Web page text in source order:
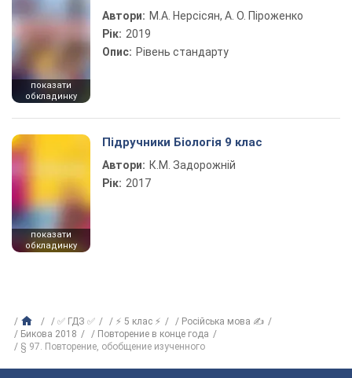
показати
обкладинку
Автори: М.А. Нерсісян, А. О. Піроженко
Рік: 2019
Опис: Рівень стандарту
показати
обкладинку
Підручники Біологія 9 клас
Автори: К.М. Задорожній
Рік: 2017
✅ ГДЗ ✅ ⚡ 5 клас ⚡
Російська мова ✍
Бикова 2018
Повторение в конце года
§ 97. Повторение, обобщение изученного